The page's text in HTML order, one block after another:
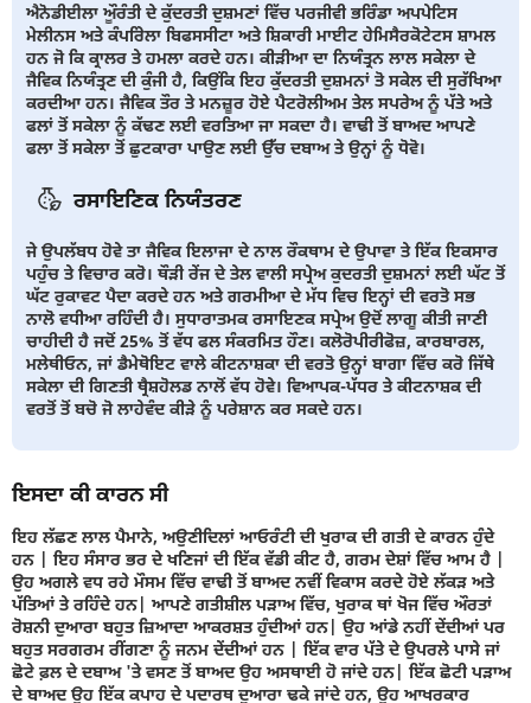
ਐਨੋਡੀਈਲਾ ਔੂਰੰਤੀ ਦੇ ਕੁੱਦਰਤੀ ਦੁਸ਼ਮਣਾਂ ਵਿੱਚ ਪਰਜੀਵੀ ਭਰਿੰਡਾ ਅਪਪੇਟਿਸ
ਮੇਲੀਨਸ ਅਤੇ ਕੰਪਰਿੇਲਾ ਬਿਫਸਸੀਟਾ ਅਤੇ ਸ਼ਿਕਾਰੀ ਮਾਈਟ ਹੇਮਿਸੈਰਕੋਟੇਟਸ ਸ਼ਾਮਲ
ਹਨ ਜੋ ਕਿ ਕ੍ਰਾਲਰ ਤੇ ਹਮਲਾ ਕਰਦੇ ਹਨ। ਕੀੜੀਆ ਦਾ ਨਿਯੰਤ੍ਰਨ ਲਾਲ ਸਕੇਲਾ ਦੇ
ਜੈਵਿਕ ਨਿਯੰਤ੍ਰਣ ਦੀ ਕੁੰਜੀ ਹੈ, ਕਿਉਂਕਿ ਇਹ ਕੁੱਦਰਤੀ ਦੁਸ਼ਮਨਾਂ ਤੋ ਸਕੇਲ ਦੀ ਸੁਰੱਖਿਆ
ਕਰਦੀਆ ਹਨ। ਜੈਵਿਕ ਤੌਰ ਤੇ ਮਨਜ਼ੂਰ ਹੋਏ ਪੈਟਰੋਲੀਅਮ ਤੇਲ ਸਪਰੇਅ ਨੂੰ ਪੱਤੇ ਅਤੇ
ਫਲਾਂ ਤੋਂ ਸਕੇਲਾ ਨੂੰ ਕੱਢਣ ਲਈ ਵਰਤਿਆ ਜਾ ਸਕਦਾ ਹੈ। ਵਾਢੀ ਤੋਂ ਬਾਅਦ ਆਪਣੇ
ਫਲਾ ਤੋਂ ਸਕੇਲਾ ਤੋਂ ਛੁਟਕਾਰਾ ਪਾਉਣ ਲਈ ਉੱਚ ਦਬਾਅ ਤੇ ਉਨ੍ਹਾਂ ਨੂੰ ਧੋਵੋ।
ਰਸਾਇਣਿਕ ਨਿਯੰਤਰਣ
ਜੇ ਉਪਲੱਬਧ ਹੋਵੇ ਤਾ ਜੈਵਿਕ ਇਲਾਜਾ ਦੇ ਨਾਲ ਰੌਕਥਾਮ ਦੇ ਉਪਾਵਾ ਤੇ ਇੱਕ ਇਕਸਾਰ
ਪਹੁੰਚ ਤੇ ਵਿਚਾਰ ਕਰੋ। ਥੌੜੀ ਰੇਂਜ ਦੇ ਤੇਲ ਵਾਲੀ ਸਪ੍ਰੇਅ ਕੁਦਰਤੀ ਦੁਸ਼ਮਨਾਂ ਲਈ ਘੱਟ ਤੋਂ
ਘੱਟ ਰੁਕਾਵਟ ਪੈਦਾ ਕਰਦੇ ਹਨ ਅਤੇ ਗਰਮੀਆ ਦੇ ਮੱਧ ਵਿਚ ਇਨ੍ਹਾਂ ਦੀ ਵਰਤੋ ਸਭ
ਨਾਲੋ ਵਧੀਆ ਰਹਿੰਦੀ ਹੈ। ਸੁਧਾਰਾਤਮਕ ਰਸਾਇਣਕ ਸਪ੍ਰੇਅ ਉਦੋਂ ਲਾਗੂ ਕੀਤੀ ਜਾਣੀ
ਚਾਹੀਦੀ ਹੈ ਜਦੋਂ 25% ਤੋਂ ਵੱਧ ਫਲ ਸੰਕਰਮਿਤ ਹੌਣ। ਕਲੋਰੋਪੀਰੀਫੋਜ਼, ਕਾਰਬਾਰਲ,
ਮਲੇਥੀਓਨ, ਜਾਂ ਡੈਮੇਥੋਇਟ ਵਾਲੇ ਕੀਟਨਾਸ਼ਕਾ ਦੀ ਵਰਤੋ ਉਨ੍ਹਾਂ ਬਾਗਾ ਵਿੱਚ ਕਰੋ ਜਿੱਥੇ
ਸਕੇਲਾ ਦੀ ਗਿਣਤੀ ਥ੍ਰੈਸ਼ਹੋਲਡ ਨਾਲੋਂ ਵੱਧ ਹੋਵੇ। ਵਿਆਪਕ-ਪੱਧਰ ਤੇ ਕੀਟਨਾਸ਼ਕ ਦੀ
ਵਰਤੋਂ ਤੋਂ ਬਚੋ ਜੋ ਲਾਹੇਵੰਦ ਕੀੜੇ ਨੂੰ ਪਰੇਸ਼ਾਨ ਕਰ ਸਕਦੇ ਹਨ।
ਇਸਦਾ ਕੀ ਕਾਰਨ ਸੀ
ਇਹ ਲੱਛਣ ਲਾਲ ਪੈਮਾਨੇ, ਅਉਣੀਦਿਲਾਂ ਆਓਰੰਟੀ ਦੀ ਖੁਰਾਕ ਦੀ ਗਤੀ ਦੇ ਕਾਰਨ ਹੁੰਦੇ
ਹਨ | ਇਹ ਸੰਸਾਰ ਭਰ ਦੇ ਖਣਿਜਾਂ ਦੀ ਇੱਕ ਵੱਡੀ ਕੀਟ ਹੈ, ਗਰਮ ਦੇਸ਼ਾਂ ਵਿੱਚ ਆਮ ਹੈ |
ਉਹ ਅਗਲੇ ਵਧ ਰਹੇ ਮੌਸਮ ਵਿੱਚ ਵਾਢੀ ਤੋਂ ਬਾਅਦ ਨਵੀਂ ਵਿਕਾਸ ਕਰਦੇ ਹੋਏ ਲੱਕੜ ਅਤੇ
ਪੱਤਿਆਂ ਤੇ ਰਹਿੰਦੇ ਹਨ| ਆਪਣੇ ਗਤੀਸ਼ੀਲ ਪੜਾਅ ਵਿੱਚ, ਖੁਰਾਕ ਥਾਂ ਖੋਜ ਵਿੱਚ ਔਰਤਾਂ
ਰੋਸ਼ਨੀ ਦੁਆਰਾ ਬਹੁਤ ਜ਼ਿਆਦਾ ਆਕਰਸ਼ਤ ਹੁੰਦੀਆਂ ਹਨ| ਉਹ ਆਂਡੇ ਨਹੀਂ ਦੇਂਦੀਆਂ ਪਰ
ਬਹੁਤ ਸਰਗਰਮ ਰੀਂਗਣਾ ਨੂੰ ਜਨਮ ਦੇਂਦੀਆਂ ਹਨ | ਇੱਕ ਵਾਰ ਪੱਤੇ ਦੇ ਉਪਰਲੇ ਪਾਸੇ ਜਾਂ
ਛੋਟੇ ਫ਼ਲ ਦੇ ਦਬਾਅ 'ਤੇ ਵਸਣ ਤੋਂ ਬਾਅਦ ਉਹ ਅਸਥਾਈ ਹੋ ਜਾਂਦੇ ਹਨ| ਇੱਕ ਛੋਟੀ ਪੜਾਅ
ਦੇ ਬਾਅਦ ਉਹ ਇੱਕ ਕਪਾਹ ਦੇ ਪਦਾਰਥ ਦੁਆਰਾ ਢਕੇ ਜਾਂਦੇ ਹਨ, ਉਹ ਆਖਰਕਾਰ